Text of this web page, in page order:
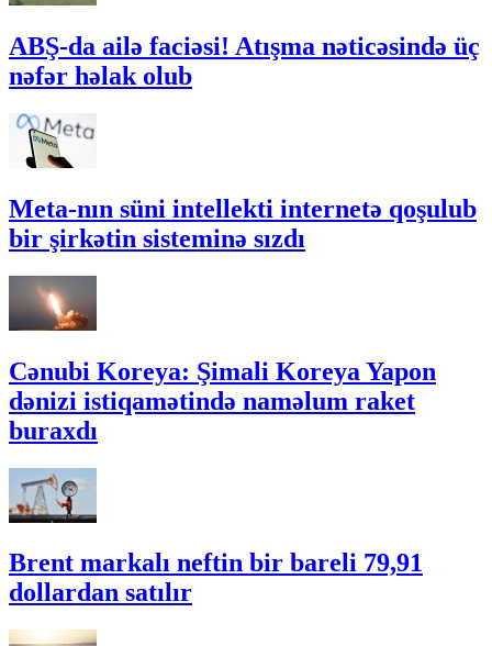
ABŞ-da ailə faciəsi! Atışma nəticəsində üç
nəfər həlak olub
Meta-nın süni intellekti internetə qoşulub
bir şirkətin sisteminə sızdı
Cənubi Koreya: Şimali Koreya Yapon
dənizi istiqamətində naməlum raket
buraxdı
Brent markalı neftin bir bareli 79,91
dollardan satılır